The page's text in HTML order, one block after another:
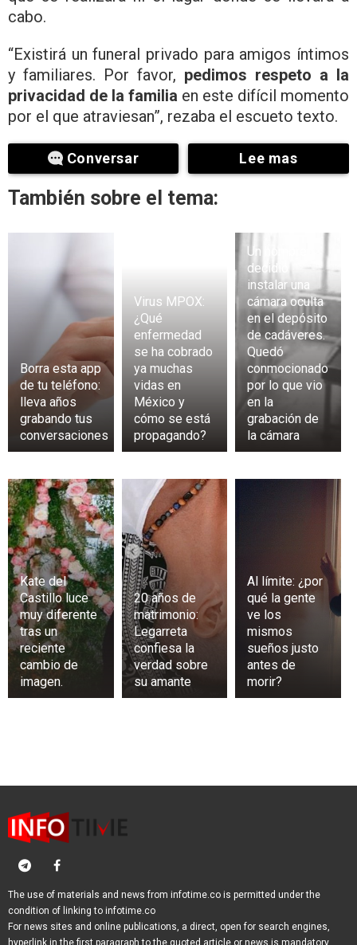
cabo.
“Existirá un funeral privado para amigos íntimos
y familiares. Por favor, pedimos respeto a la
privacidad de la familia en este difícil momento
por el que atraviesan”, rezaba el escueto texto.
Conversar Lee mas
También sobre el tema:
Borra esta app
de tu teléfono:
lleva años
grabando tus
conversaciones
Virus MPOX:
¿Qué
enfermedad
se ha cobrado
ya muchas
vidas en
México y
cómo se está
propagando?
Un hombre
decidió
instalar una
cámara oculta
en el depósito
de cadáveres.
Quedó
conmocionado
por lo que vio
en la
grabación de
la cámara
Kate del
Castillo luce
muy diferente
tras un
reciente
cambio de
imagen.
20 años de
matrimonio:
Legarreta
confiesa la
verdad sobre
su amante
Al límite: ¿por
qué la gente
ve los
mismos
sueños justo
antes de
morir?
The use of materials and news from infotime.co is permitted under the
condition of linking to infotime.co
For news sites and online publications, a direct, open for search engines,
hyperlink in the first paragraph to the quoted article or news is mandatory.